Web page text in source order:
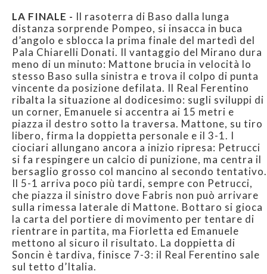
LA FINALE - Il rasoterra di Baso dalla lunga
distanza sorprende Pompeo, si insacca in buca
d’angolo e sblocca la prima finale del martedì del
Pala Chiarelli Donati. Il vantaggio del Mirano dura
meno di un minuto: Mattone brucia in velocità lo
stesso Baso sulla sinistra e trova il colpo di punta
vincente da posizione defilata. Il Real Ferentino
ribalta la situazione al dodicesimo: sugli sviluppi di
un corner, Emanuele si accentra ai 15 metri e
piazza il destro sotto la traversa. Mattone, su tiro
libero, firma la doppietta personale e il 3-1. I
ciociari allungano ancora a inizio ripresa: Petrucci
si fa respingere un calcio di punizione, ma centra il
bersaglio grosso col mancino al secondo tentativo.
Il 5-1 arriva poco più tardi, sempre con Petrucci,
che piazza il sinistro dove Fabris non può arrivare
sulla rimessa laterale di Mattone. Bottaro si gioca
la carta del portiere di movimento per tentare di
rientrare in partita, ma Fiorletta ed Emanuele
mettono al sicuro il risultato. La doppietta di
Soncin è tardiva, finisce 7-3: il Real Ferentino sale
sul tetto d’Italia.